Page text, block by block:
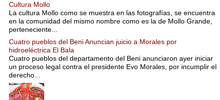
Cultura Mollo
La cultura Mollo como se muestra en las fotografías, se encuentra
en la comunidad del mismo nombre como es la de Mollo Grande,
perteneciente...
Cuatro pueblos del Beni Anuncian juicio a Morales por
hidroeléctrica El Bala
Cuatro pueblos del departamento del Beni anunciaron ayer iniciar
un proceso legal contra el presidente Evo Morales, por incumplir el
derecho...